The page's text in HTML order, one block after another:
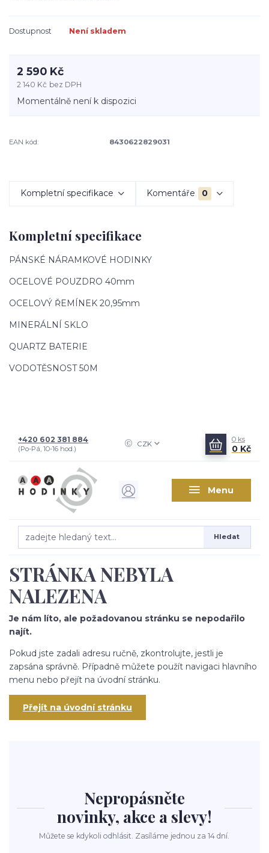
Dostupnost Není skladem
2 590 Kč
2 140 Kč bez DPH
Momentálně není k dispozici
EAN kód: 8430622829031
Kompletní specifikace Komentáře 0
Kompletní specifikace
PÁNSKÉ NÁRAMKOVÉ HODINKY
OCELOVÉ POUZDRO 40mm
OCELOVÝ ŘEMÍNEK 20,95mm
MINERÁLNÍ SKLO
QUARTZ BATERIE
VODOTĚSNOST 50M
Menu
CZK
Hledat
+420 602 381 884
(Po-Pá, 10-16 hod.)
0 ks
0 Kč
STRÁNKA NEBYLA
NALEZENA
Je nám líto, ale požadovanou stránku se nepodařilo
najít.
Pokud jste zadali adresu ručně, zkontrolujte, jestli je
zapsána správně. Případně můžete použít navigaci hlavního
menu nebo přejít na úvodní stránku.
Přejít na úvodní stránku
Nepropásněte
novinky, akce a slevy!
Můžete se kdykoli odhlásit. Zasíláme jednou za 14 dní.